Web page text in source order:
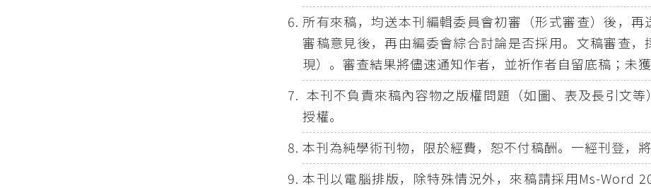
所有來稿，均送本刊編輯委員會初審（形式審查）後，
審稿意見後，再由編委會綜合討論是否採用。文稿審查
現）。審查結果將儘速通知作者，並祈作者自留底稿；未
本刊不負責來稿內容物之版權問題（如圖、表及長引文
授權。
本刊為純學術刊物，限於經費，恕不付稿酬。一經刊登，
本刊以電腦排版，除特殊情況外，來稿請採用Ms-Word